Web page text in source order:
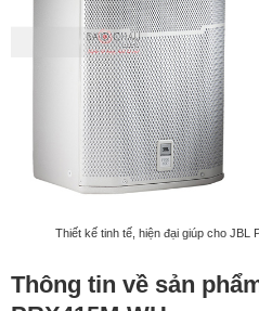
Thiết kế tinh tế, hiện đại giúp cho JBL
Thông tin về sản